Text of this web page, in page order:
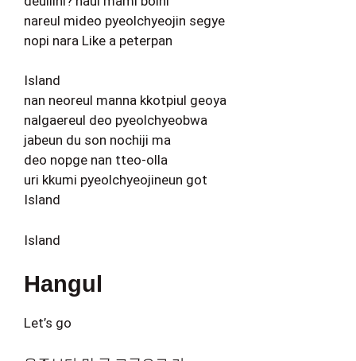
nareul mideo pyeolchyeojin segye
nopi nara Like a peterpan
Island
nan neoreul manna kkotpiul geoya
nalgaereul deo pyeolchyeobwa
jabeun du son nochiji ma
deo nopge nan tteo-olla
uri kkumi pyeolchyeojineun got
Island
Island
Hangul
Let’s go